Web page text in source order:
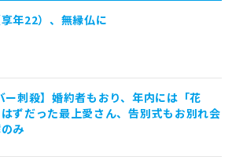
年22）、無縁仏に
ー刺殺】婚約者もおり、年内には「花
ずだった最上愛さん、告別式もお別れ会
み